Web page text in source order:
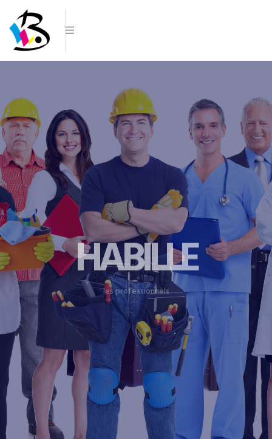
HABILLE
les professionnels